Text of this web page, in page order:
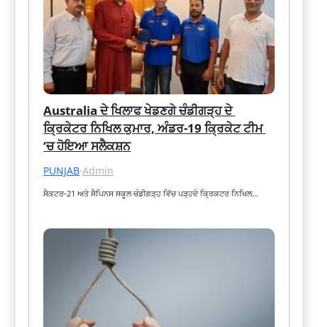
Australia ਦੇ ਖਿਲਾਫ ਖੇਡਣਗੇ ਚੰਡੀਗੜ੍ਹ ਦੇ
ਕ੍ਰਿਕੇਟਰ ਨਿਖਿਲ ਕੁਮਾਰ, ਅੰਡਰ-19 ਕ੍ਰਿਕੇਟ ਟੀਮ
‘ਚ ਹੋਇਆ ਸਲੈਕਸ਼ਨ
PUNJAB·Admin
ਸੈਕਟਰ-21 ਅਤੇ ਸੈਪਿਨਸ ਸਕੂਲ ਚੰਡੀਗੜ੍ਹ ਵਿੱਚ ਪੜ੍ਹਦੇ ਕ੍ਰਿਕਟਰ ਨਿਖਿਲ…